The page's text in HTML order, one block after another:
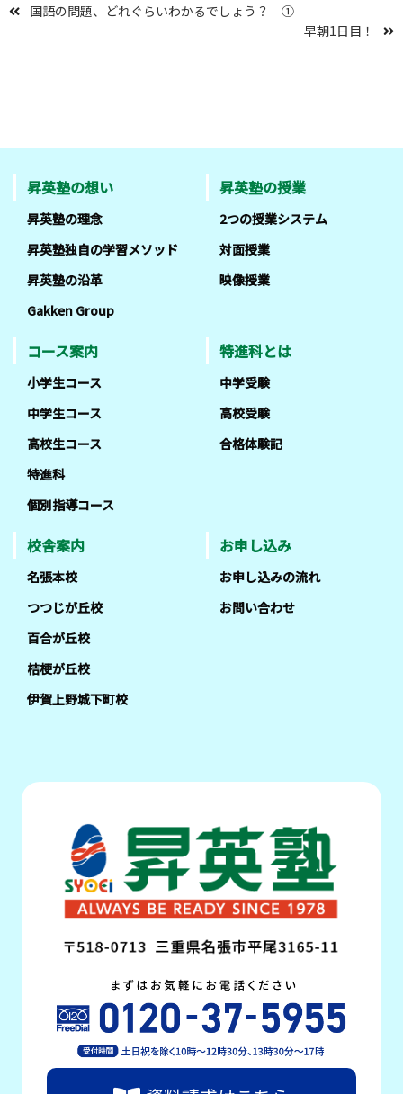
国語の問題、どれぐらいわかるでしょう？ ①
早朝1日目！
昇英塾の想い
昇英塾の理念
昇英塾独自の学習メソッド
昇英塾の沿革
Gakken Group
昇英塾の授業
2つの授業システム
対面授業
映像授業
コース案内
小学生コース
中学生コース
高校生コース
特進科
個別指導コース
特進科とは
中学受験
高校受験
合格体験記
校舎案内
名張本校
つつじが丘校
百合が丘校
桔梗が丘校
伊賀上野城下町校
お申し込み
お申し込みの流れ
お問い合わせ